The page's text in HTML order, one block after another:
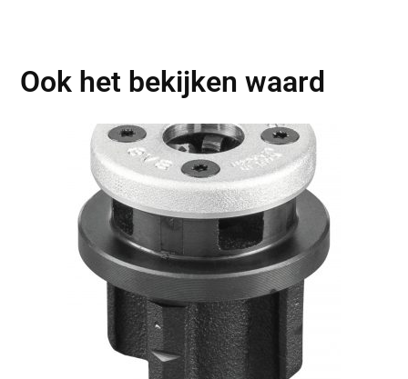
Ook het bekijken waard